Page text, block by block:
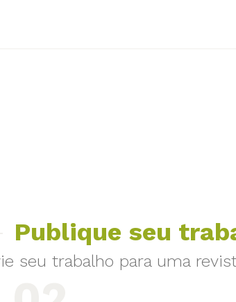
Publique seu
seu trabalho para uma